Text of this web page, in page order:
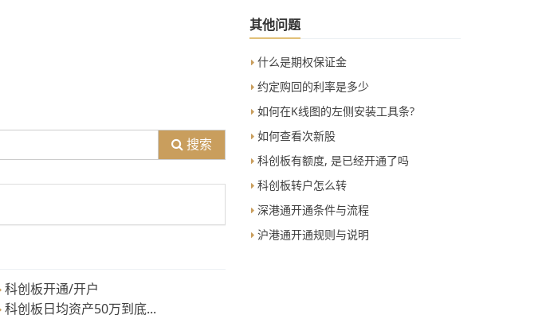
搜索
科创板开通/开户
科创板日均资产50万到底...
其他问题
什么是期权保证金
约定购回的利率是多少
如何在K线图的左侧安装工具条?
如何查看次新股
科创板有额度, 是已经开通了吗
科创板转户怎么转
深港通开通条件与流程
沪港通开通规则与说明